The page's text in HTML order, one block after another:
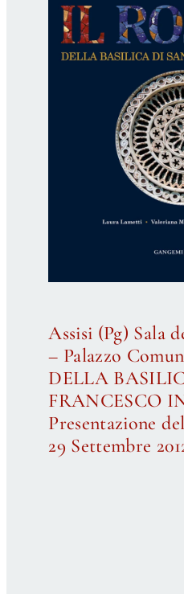
Proposte di pubblicazione
Assisi (Pg) Sala
– Palazzo
DELLA
FRANCESCO
Presentazione
29 Settembre